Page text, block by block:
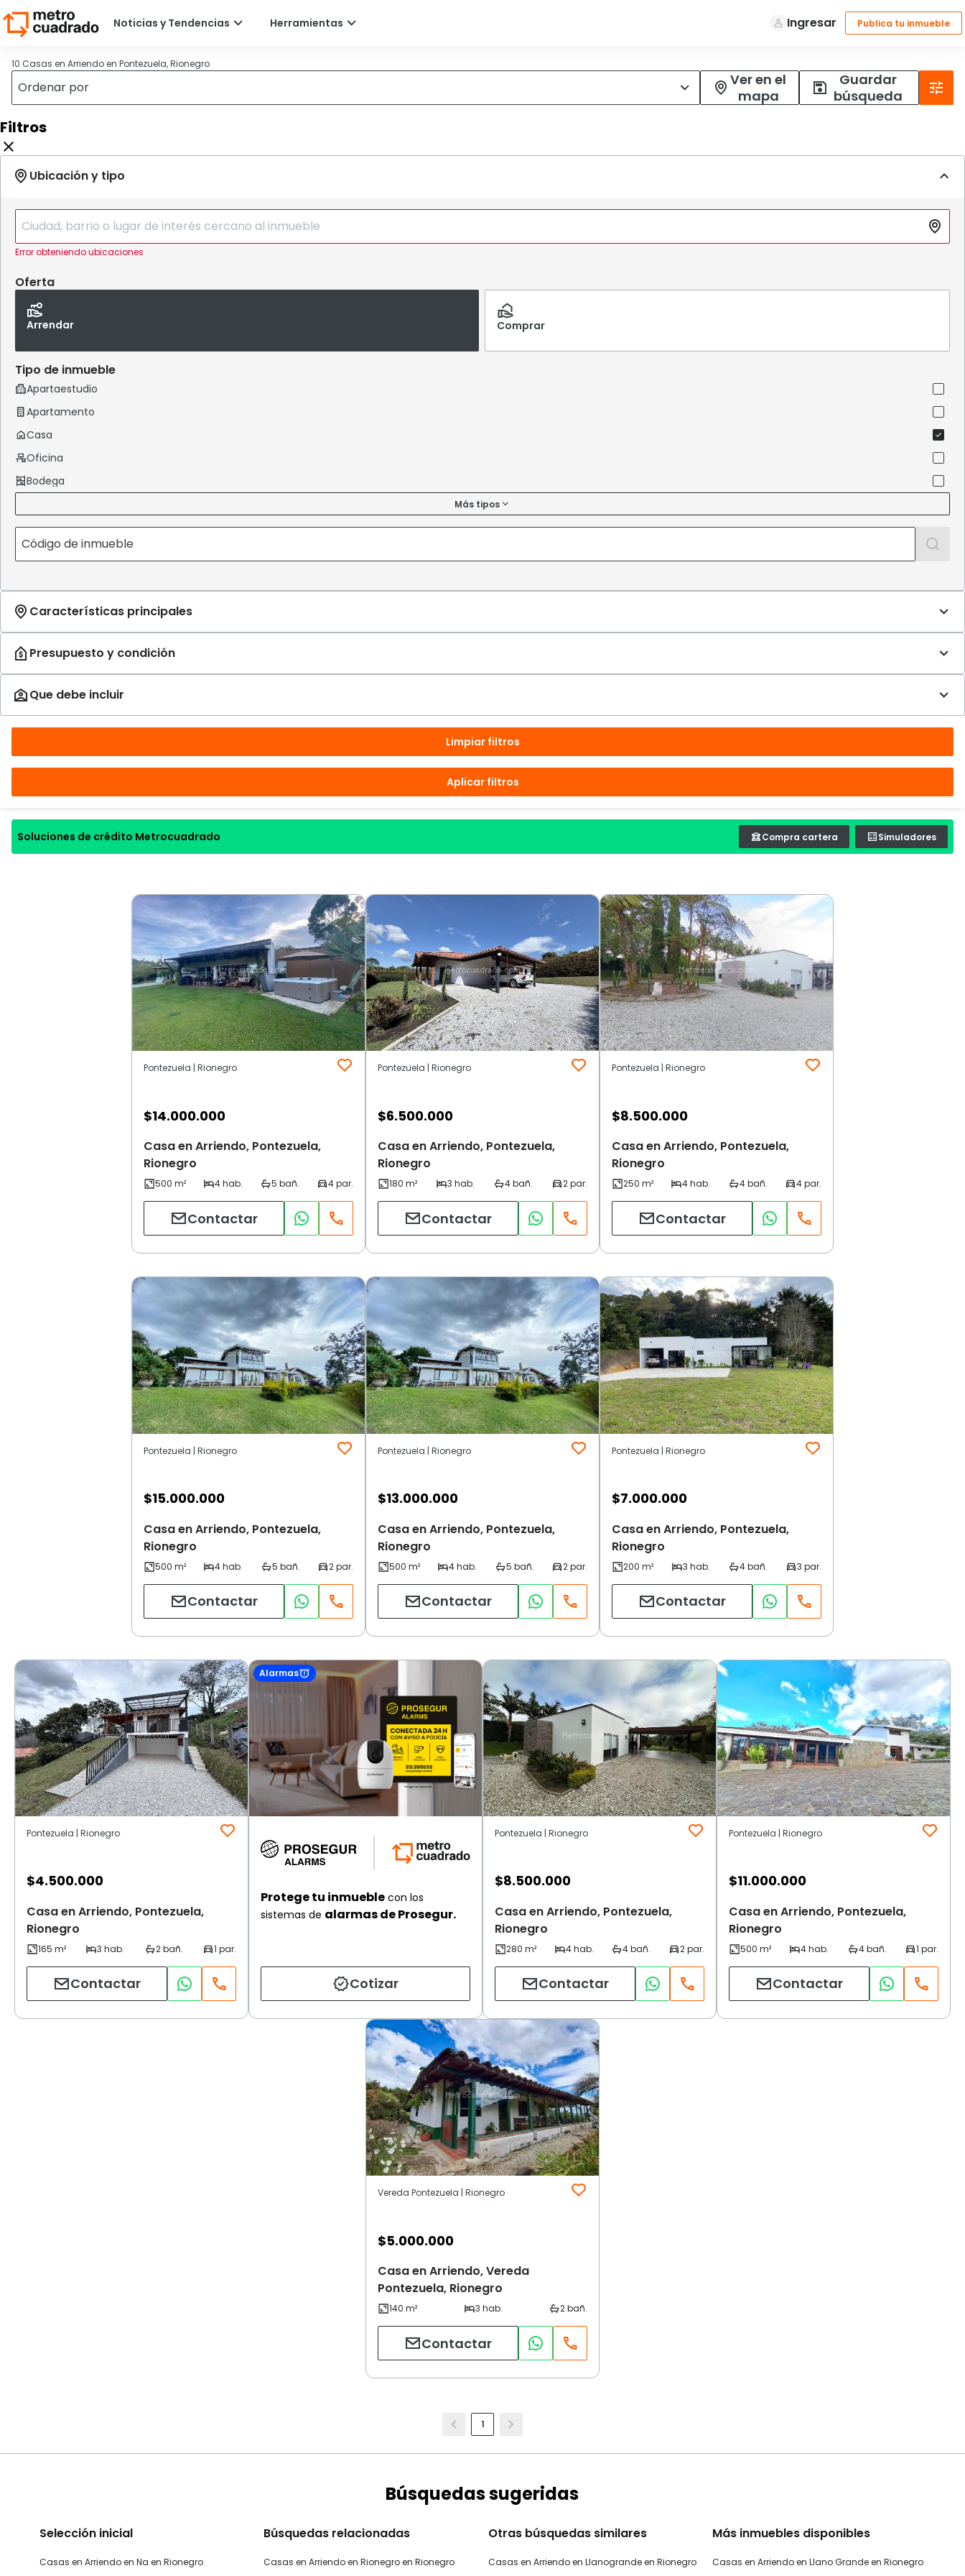
10 Casas en Arriendo en Pontezuela, Rionegro
Ver en el
mapa
Guardar
búsqueda
Filtros
Error obteniendo ubicaciones
Oferta
Arrendar Comprar
Tipo de inmueble
Más tipos
Limpiar filtros
Aplicar filtros
Soluciones de crédito Metrocuadrado Compra cartera Simuladores
Pontezuela | Rionegro
$14.000.000
Casa en Arriendo, Pontezuela,
Rionegro
Contactar
Pontezuela | Rionegro
$6.500.000
Casa en Arriendo, Pontezuela,
Rionegro
Contactar
Pontezuela | Rionegro
$8.500.000
Casa en Arriendo, Pontezuela,
Rionegro
Contactar
Pontezuela | Rionegro
$15.000.000
Casa en Arriendo, Pontezuela,
Rionegro
Contactar
Pontezuela | Rionegro
$13.000.000
Casa en Arriendo, Pontezuela,
Rionegro
Contactar
Pontezuela | Rionegro
$7.000.000
Casa en Arriendo, Pontezuela,
Rionegro
Contactar
Pontezuela | Rionegro
$4.500.000
Casa en Arriendo, Pontezuela,
Rionegro
Contactar
Alarmas
Protege tu inmueble con los
sistemas de alarmas de Prosegur.
Cotizar
Pontezuela | Rionegro
$8.500.000
Casa en Arriendo, Pontezuela,
Rionegro
Contactar
Pontezuela | Rionegro
$11.000.000
Casa en Arriendo, Pontezuela,
Rionegro
Contactar
Vereda Pontezuela | Rionegro
$5.000.000
Casa en Arriendo, Vereda
Pontezuela, Rionegro
Contactar
1